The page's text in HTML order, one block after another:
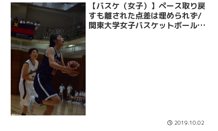
【バスケ（女子）】ペース取り戻
すも離された点差は埋められず/
関東大学女子バスケットボールリ
2019.10.02